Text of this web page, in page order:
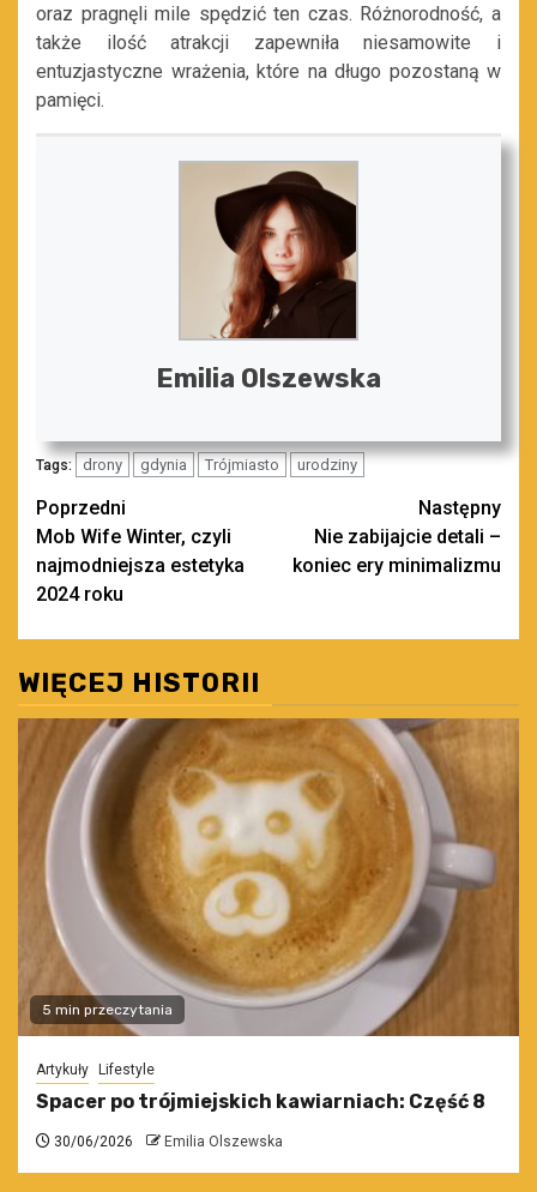
oraz pragnęli mile spędzić ten czas. Różnorodność, a
także ilość atrakcji zapewniła niesamowite i
entuzjastyczne wrażenia, które na długo pozostaną w
pamięci.
Emilia Olszewska
Tags: drony gdynia Trójmiasto urodziny
Zobacz
wpisy
Poprzedni
Mob Wife Winter, czyli
najmodniejsza estetyka
2024 roku
Następny
Nie zabijajcie detali –
koniec ery minimalizmu
WIĘCEJ HISTORII
5 min przeczytania
Artykuły Lifestyle
Spacer po trójmiejskich kawiarniach: Część 8
30/06/2026 Emilia Olszewska